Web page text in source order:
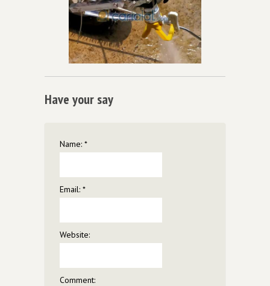
Have your say
Name: *
Email: *
Website:
Comment: